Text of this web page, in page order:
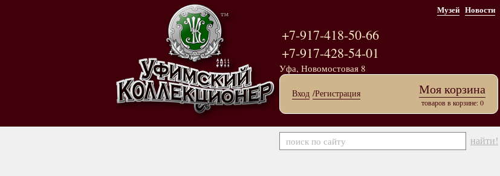
Музей Новости
+7-917-418-50-66
+7-917-428-54-01
Уфа, Новомостовая 8
Вход /Регистрация Моя корзина
товаров в корзине: 0
найти!